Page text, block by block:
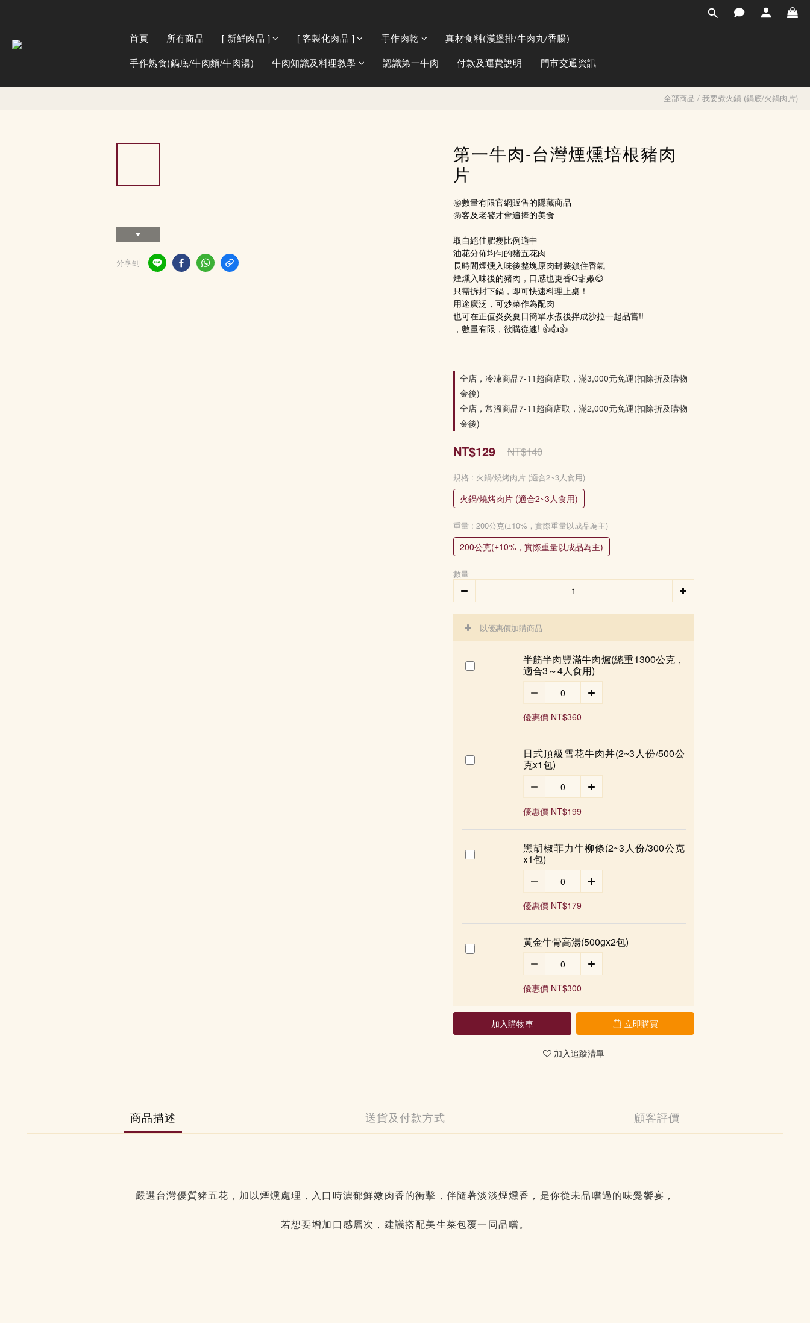
首頁 所有商品 [ 新鮮肉品 ] [ 客製化肉品 ] 手作肉乾
真材食料(漢堡排/牛肉丸/香腸)
手作熟食(鍋底/牛肉麵/牛肉湯)
牛肉知識及料理教學 認識第一牛肉 付款及運費說明 門市交通資訊
全部商品 / 我要煮火鍋 (鍋底/火鍋肉片)
分享到
第一牛肉-台灣煙燻培根豬肉
片
㊙️數量有限官網販售的隱藏商品
㊙️客及老饕才會追捧的美食
取自絕佳肥瘦比例適中
油花分佈均勻的豬五花肉
長時間煙燻入味後整塊原肉封裝鎖住香氣
煙燻入味後的豬肉，口感也更香Q甜嫩😋
只需拆封下鍋，即可快速料理上桌！
用途廣泛，可炒菜作為配肉
也可在正值炎炎夏日簡單水煮後拌成沙拉一起品嘗!!
，數量有限，欲購從速! 👍👍👍
全店，冷凍商品7-11超商店取，滿3,000元免運(扣除折及購物
金後)
全店，常溫商品7-11超商店取，滿2,000元免運(扣除折及購物
金後)
NT$129 NT$140
規格 : 火鍋/燒烤肉片 (適合2~3人食用)
火鍋/燒烤肉片 (適合2~3人食用)
重量 : 200公克(±10%，實際重量以成品為主)
200公克(±10%，實際重量以成品為主)
數量
以優惠價加購商品
半筋半肉豐滿牛肉爐(總重1300公克，
適合3～4人食用)
優惠價 NT$360
日式頂級雪花牛肉丼(2~3人份/500公
克x1包)
優惠價 NT$199
黑胡椒菲力牛柳條(2~3人份/300公克
x1包)
優惠價 NT$179
黃金牛骨高湯(500gx2包)
優惠價 NT$300
加入購物車 立即購買
加入追蹤清單
商品描述 送貨及付款方式 顧客評價
嚴選台灣優質豬五花，加以煙燻處理，入口時濃郁鮮嫩肉香的衝擊，伴隨著淡淡煙燻香，是你從未品嚐過的味覺饗宴，
若想要增加口感層次，建議搭配美生菜包覆一同品嚐。
立即購買